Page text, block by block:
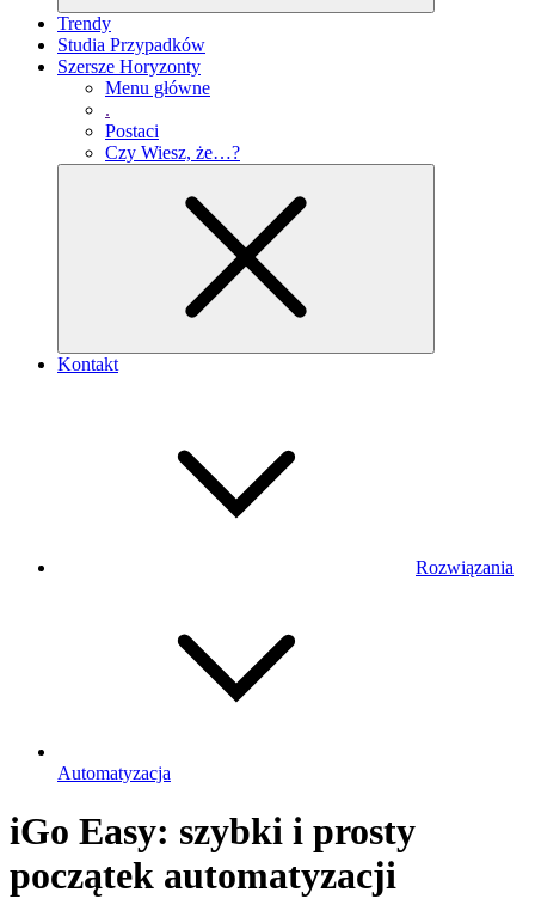
Trendy
Studia Przypadków
Szersze Horyzonty
Menu główne
.
Postaci
Czy Wiesz, że…?
Kontakt
Rozwiązania
Automatyzacja
iGo Easy: szybki i prosty
początek automatyzacji